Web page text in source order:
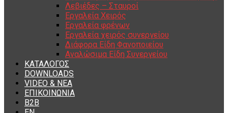
Λεβιέδες – Σταυροί
Εργαλεία Χειρός
Εργαλεία φρένων
Εργαλεία χειρός συνεργείου
Διάφορα Είδη Φανοποιείου
Αναλώσιμα Είδη Συνεργείου
ΚΑΤΑΛΟΓΟΣ
DOWNLOADS
VIDEO & ΝΕΑ
ΕΠΙΚΟΙΝΩΝΙΑ
B2B